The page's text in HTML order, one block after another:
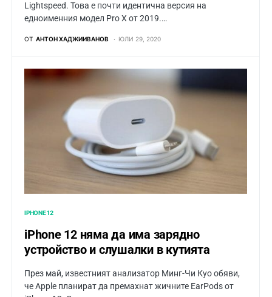
Lightspeed. Това е почти идентична версия на
едноименния модел Pro X от 2019.…
ОТ АНТОН ХАДЖИИВАНОВ ЮЛИ 29, 2020
IPHONE 12
iPhone 12 няма да има зарядно
устройство и слушалки в кутията
През май, известният анализатор Минг-Чи Куо обяви,
че Apple планират да премахнат жичните EarPods от